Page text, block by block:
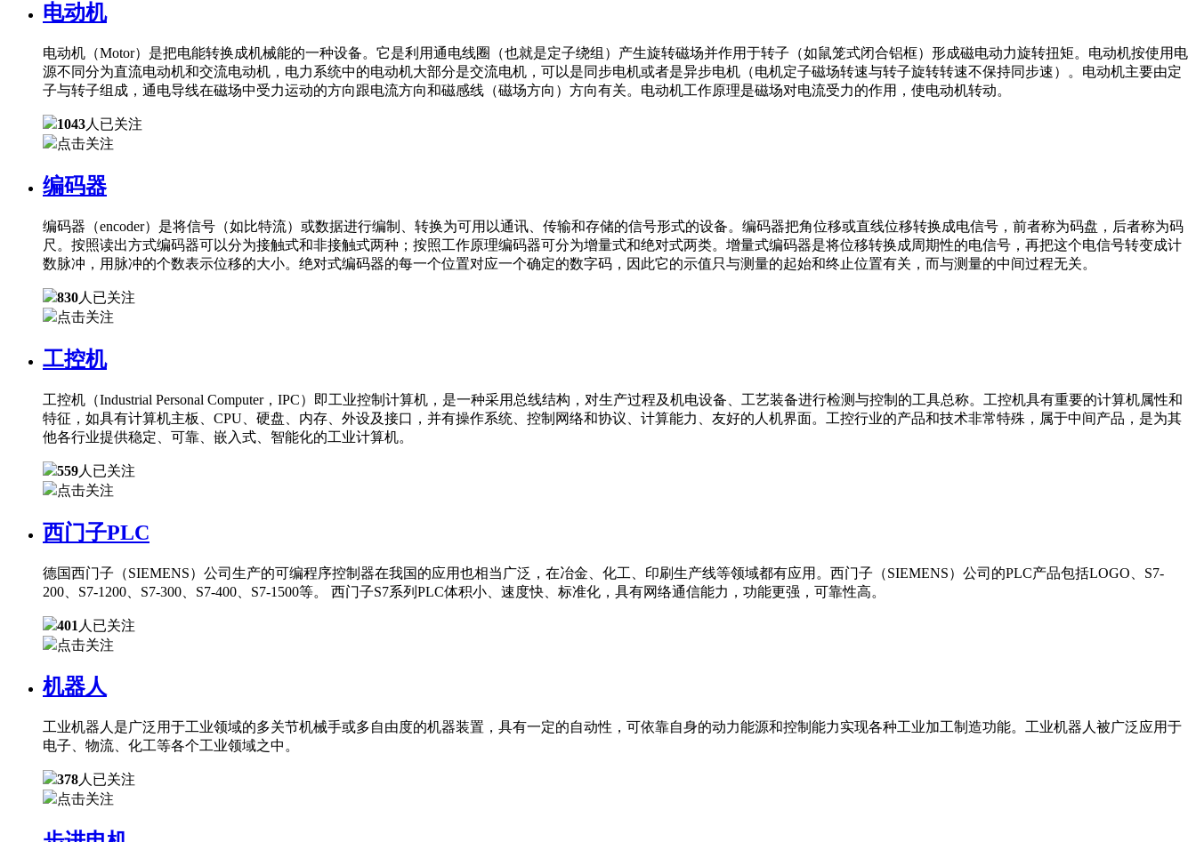
电动机
电动机（Motor）是把电能转换成机械能的一种设备。它是利用通电线圈（也就是定子绕组）产生旋转磁场并作用于转子（如鼠笼式闭合铝框）形成磁电动力旋转扭矩。电动机按使用电
源不同分为直流电动机和交流电动机，电力系统中的电动机大部分是交流电机，可以是同步电机或者是异步电机（电机定子磁场转速与转子旋转转速不保持同步速）。电动机主要由定
子与转子组成，通电导线在磁场中受力运动的方向跟电流方向和磁感线（磁场方向）方向有关。电动机工作原理是磁场对电流受力的作用，使电动机转动。
1043人已关注
点击关注
编码器
编码器（encoder）是将信号（如比特流）或数据进行编制、转换为可用以通讯、传输和存储的信号形式的设备。编码器把角位移或直线位移转换成电信号，前者称为码盘，后者称为码
尺。按照读出方式编码器可以分为接触式和非接触式两种；按照工作原理编码器可分为增量式和绝对式两类。增量式编码器是将位移转换成周期性的电信号，再把这个电信号转变成计
数脉冲，用脉冲的个数表示位移的大小。绝对式编码器的每一个位置对应一个确定的数字码，因此它的示值只与测量的起始和终止位置有关，而与测量的中间过程无关。
830人已关注
点击关注
工控机
工控机（Industrial Personal Computer，IPC）即工业控制计算机，是一种采用总线结构，对生产过程及机电设备、工艺装备进行检测与控制的工具总称。工控机具有重要的计算机属性和
特征，如具有计算机主板、CPU、硬盘、内存、外设及接口，并有操作系统、控制网络和协议、计算能力、友好的人机界面。工控行业的产品和技术非常特殊，属于中间产品，是为其
他各行业提供稳定、可靠、嵌入式、智能化的工业计算机。
559人已关注
点击关注
西门子PLC
德国西门子（SIEMENS）公司生产的可编程序控制器在我国的应用也相当广泛，在冶金、化工、印刷生产线等领域都有应用。西门子（SIEMENS）公司的PLC产品包括LOGO、S7-
200、S7-1200、S7-300、S7-400、S7-1500等。 西门子S7系列PLC体积小、速度快、标准化，具有网络通信能力，功能更强，可靠性高。
401 人已关注
点击关注
机器人
工业机器人是广泛用于工业领域的多关节机械手或多自由度的机器装置，具有一定的自动性，可依靠自身的动力能源和控制能力实现各种工业加工制造功能。工业机器人被广泛应用于
电子、物流、化工等各个工业领域之中。
378人已关注
点击关注